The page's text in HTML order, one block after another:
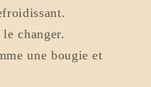
changer.
une bougie et